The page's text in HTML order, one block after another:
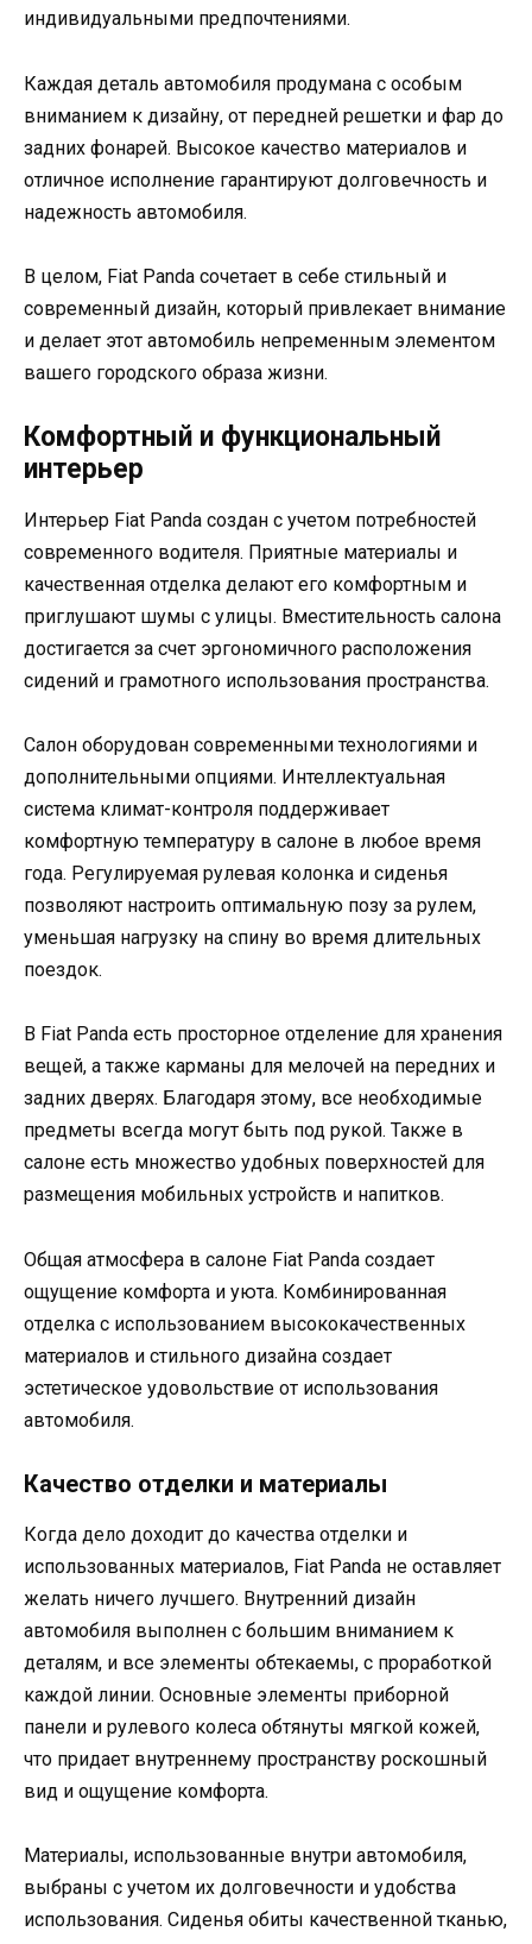
индивидуальными предпочтениями.
Каждая деталь автомобиля продумана с особым
вниманием к дизайну, от передней решетки и фар до
задних фонарей. Высокое качество материалов и
отличное исполнение гарантируют долговечность и
надежность автомобиля.
В целом, Fiat Panda сочетает в себе стильный и
современный дизайн, который привлекает внимание
и делает этот автомобиль непременным элементом
вашего городского образа жизни.
Комфортный и функциональный
интерьер
Интерьер Fiat Panda создан с учетом потребностей
современного водителя. Приятные материалы и
качественная отделка делают его комфортным и
приглушают шумы с улицы. Вместительность салона
достигается за счет эргономичного расположения
сидений и грамотного использования пространства.
Салон оборудован современными технологиями и
дополнительными опциями. Интеллектуальная
система климат-контроля поддерживает
комфортную температуру в салоне в любое время
года. Регулируемая рулевая колонка и сиденья
позволяют настроить оптимальную позу за рулем,
уменьшая нагрузку на спину во время длительных
поездок.
В Fiat Panda есть просторное отделение для хранения
вещей, а также карманы для мелочей на передних и
задних дверях. Благодаря этому, все необходимые
предметы всегда могут быть под рукой. Также в
салоне есть множество удобных поверхностей для
размещения мобильных устройств и напитков.
Общая атмосфера в салоне Fiat Panda создает
ощущение комфорта и уюта. Комбинированная
отделка с использованием высококачественных
материалов и стильного дизайна создает
эстетическое удовольствие от использования
автомобиля.
Качество отделки и материалы
Когда дело доходит до качества отделки и
использованных материалов, Fiat Panda не оставляет
желать ничего лучшего. Внутренний дизайн
автомобиля выполнен с большим вниманием к
деталям, и все элементы обтекаемы, с проработкой
каждой линии. Основные элементы приборной
панели и рулевого колеса обтянуты мягкой кожей,
что придает внутреннему пространству роскошный
вид и ощущение комфорта.
Материалы, использованные внутри автомобиля,
выбраны с учетом их долговечности и удобства
использования. Сиденья обиты качественной тканью,